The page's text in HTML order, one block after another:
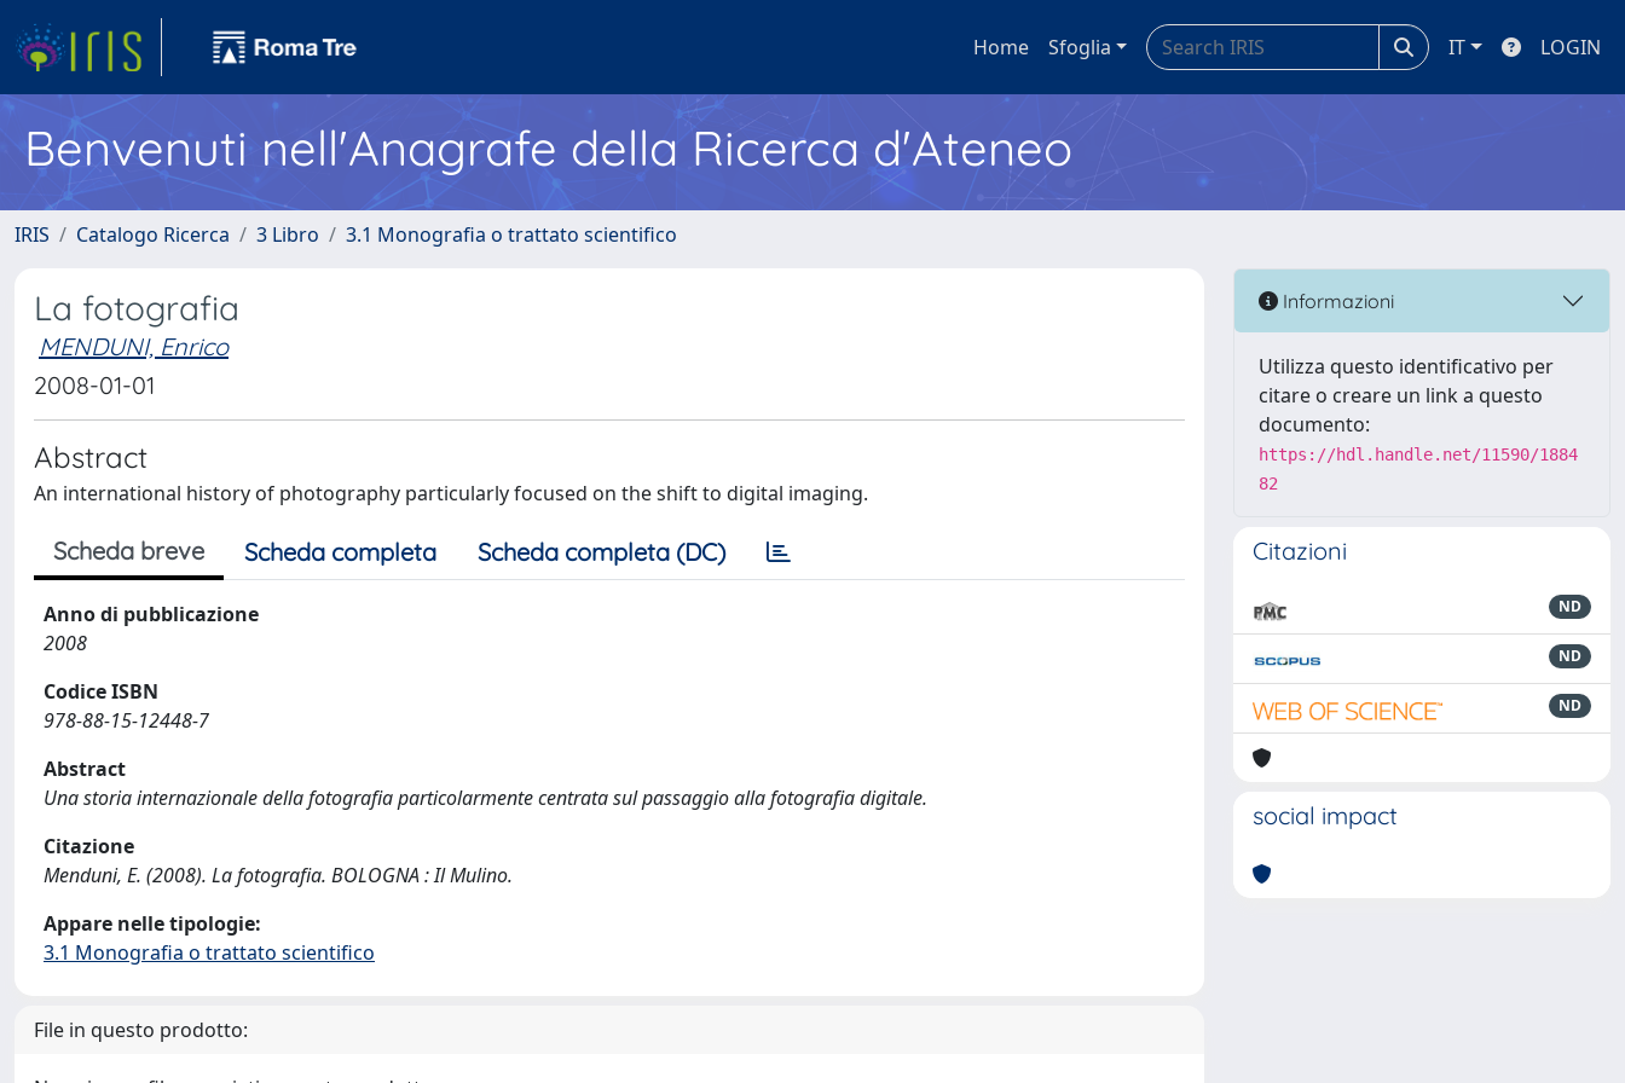
Home Sfoglia IT LOGIN
Benvenuti nell'Anagrafe della Ricerca d'Ateneo
IRIS Catalogo Ricerca 3 Libro 3.1 Monografia o trattato scientifico
La fotografia
MENDUNI, Enrico
2008-01-01
Abstract
An international history of photography particularly focused on the shift to digital imaging.
Scheda breve Scheda completa Scheda completa (DC)
Anno di pubblicazione
2008
Codice ISBN
978-88-15-12448-7
Abstract
Una storia internazionale della fotografia particolarmente centrata sul passaggio alla fotografia digitale.
Citazione
Menduni, E. (2008). La fotografia. BOLOGNA : Il Mulino.
Appare nelle tipologie:
3.1 Monografia o trattato scientifico
File in questo prodotto:
Informazioni
Utilizza questo identificativo per
citare o creare un link a questo
documento:
https://hdl.handle.net/11590/1884
82
Citazioni
ND
ND
ND
social impact